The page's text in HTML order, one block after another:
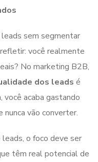
sem segmentar
você realmente
No marketing B2B,
dos leads é
você acaba gastando
vão converter.
o foco deve ser
têm real potencial de